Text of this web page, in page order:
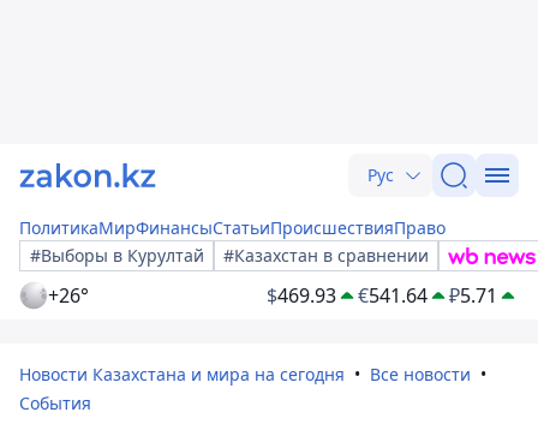
Рус
ПолитикаМирФинансыСтатьиПроисшествияПраво
#Выборы в Курултай
#Казахстан в сравнении
+26° $469.93 €541.64 ₽5.71
Новости Казахстана и мира на сегодня
Все новости
События